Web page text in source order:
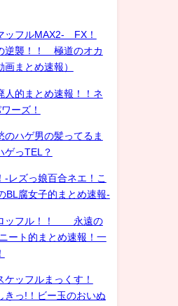
ッフルMAX2- FX！
逆襲！！ 極道のオカ
まとめ速報）
人的まとめ速報！！ネ
ーズ！
のハゲ男の髪ってるま
ゲっTEL？
-レズっ娘百合ネエ！こ
BL腐女子的まとめ速報-
ッフル！！ 永遠の
ート的まとめ速報！一
ッフルまっくす！
きっ!！ビー玉のおいぬ